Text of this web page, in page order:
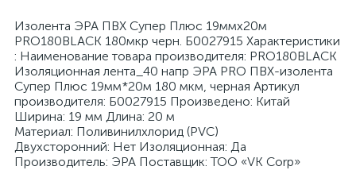
Изолента ЭРА ПВХ Супер Плюс 19ммх20м
PRO180BLACK 180мкр черн. Б0027915 Характеристики
: Наименование товара производителя: PRO180BLACK
Изоляционная лента_40 напр ЭРА PRO ПВХ-изолента
Супер Плюс 19мм*20м 180 мкм, черная Артикул
производителя: Б0027915 Произведено: Китай
Ширина: 19 мм Длина: 20 м
Материал: Поливинилхлорид (PVC)
Двухсторонний: Нет Изоляционная: Да
Производитель: ЭРА Поставщик: ТОО «VK Corp»